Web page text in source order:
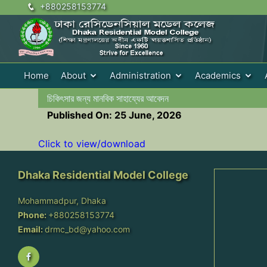
+880258153774
Home About Administration Academics
চিকিৎসার জন্য মানবিক সাহায্যের আবেদন
Published On: 25 June, 2026
Click to view/download
Dhaka Residential Model College
Mohammadpur, Dhaka
Phone: +880258153774
Email: drmc_bd@yahoo.com